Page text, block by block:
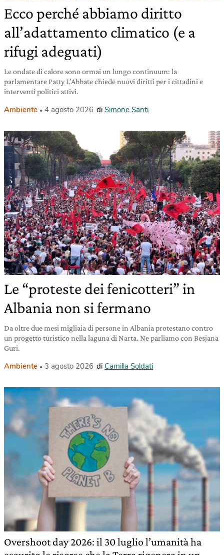
Ecco perché abbiamo diritto
all’adattamento climatico (e a
rifugi adeguati)
Le ondate di calore sono ormai un lungo continuum: la
parlamentare Patty L’Abbate chiede nuovi diritti per i cittadini e
interventi politici attivi.
Ambiente 4 agosto 2026 di Simone Santi
Le “proteste dei fenicotteri” in
Albania non si fermano
Da oltre due mesi migliaia di persone in Albania protestano contro
un progetto turistico nella laguna di Narta. Ne parliamo con Besjana
Guri.
Ambiente 3 agosto 2026 di Camilla Soldati
Overshoot day 2026: il 30 luglio l’umanità ha